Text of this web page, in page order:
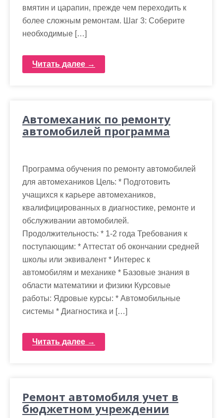
вмятин и царапин, прежде чем переходить к
более сложным ремонтам. Шаг 3: Соберите
необходимые […]
Читать далее →
Автомеханик по ремонту
автомобилей программа
Программа обучения по ремонту автомобилей
для автомехаников Цель: * Подготовить
учащихся к карьере автомехаников,
квалифицированных в диагностике, ремонте и
обслуживании автомобилей.
Продолжительность: * 1-2 года Требования к
поступающим: * Аттестат об окончании средней
школы или эквивалент * Интерес к
автомобилям и механике * Базовые знания в
области математики и физики Курсовые
работы: Ядровые курсы: * Автомобильные
системы * Диагностика и […]
Читать далее →
Ремонт автомобиля учет в
бюджетном учреждении